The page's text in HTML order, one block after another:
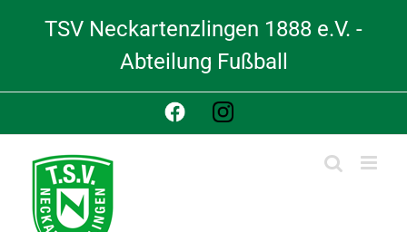
TSV Neckartenzlingen 1888 e.V. -
Abteilung Fußball
FacebookInstagram